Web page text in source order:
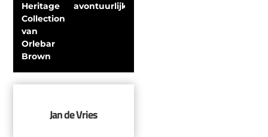
Heritage
Collection
van
Orlebar
Brown
avontuurlijk
Jan de Vries